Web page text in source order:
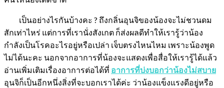
เป็นอย่างไรกันบ้างคะ ? ถึงกลิ่นอุนจิของน้องจะไม่ชวนดม
สักเท่าไหร่ แต่การที่เรานั่งสังเกต ก็ส่งผลดีทำให้เรารู้ว่าน้อง
กำลังเป็นโรคอะไรอยู่หรือเปล่า เจ็บตรงไหนไหม เพราะน้องพูด
ไม่ได้นะคะ นอกจากอาการที่น้องจะแสดงเพื่อสื่อให้เรารู้ได้แล้ว
อ่านเพิ่มเติมเรื่องอาการต่อได้ที่ อาการที่บ่งบอกว่าน้องไม่สบาย
อุนจิก็เป็นอีกหนึ่งสิ่งที่จะบอกเราได้ค่ะ ว่าน้องแข็งแรงดีอยู่หรือ